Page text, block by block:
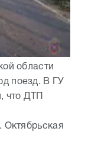
области
поезд. В ГУ
что ДТП